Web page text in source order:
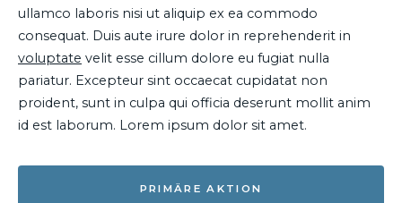
ullamco laboris nisi ut aliquip ex ea commodo
consequat. Duis aute irure dolor in reprehenderit in
voluptate velit esse cillum dolore eu fugiat nulla
pariatur. Excepteur sint occaecat cupidatat non
proident, sunt in culpa qui officia deserunt mollit anim
id est laborum. Lorem ipsum dolor sit amet.
PRIMÄRE AKTION